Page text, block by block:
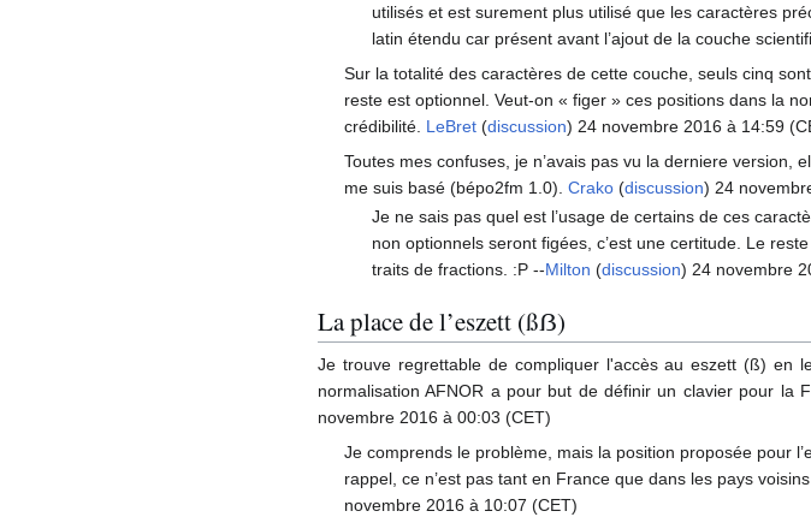
utilisés et est surement plus utilisé que les caractères
latin étendu car présent avant l’ajout de la couche
Sur la totalité des caractères de cette couche, seuls cinq
reste est optionnel. Veut-on « figer » ces positions dans la
crédibilité. LeBret (discussion) 24 novembre 2016 à 14:59
Toutes mes confuses, je n’avais pas vu la derniere
me suis basé (bépo2fm 1.0).Crako (discussion) 24
Je ne sais pas quel est l’usage de certains de ces
non optionnels seront figées, c’est une certitude. Le
traits de fractions. :P --Milton (discussion) 24 novembre
La place de l’eszett (ßẞ)
Je trouve regrettable de compliquer l'accès au eszett (ß) en
normalisation AFNOR a pour but de définir un clavier pour
novembre 2016 à 00:03 (CET)
Je comprends le problème, mais la position proposée pour
rappel, ce n’est pas tant en France que dans les pays
novembre 2016 à 10:07 (CET)